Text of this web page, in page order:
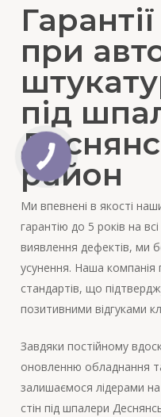
при
під
район
Ми впевнені в якості
гарантію до 5 років на
виявлення дефектів, ми
усунення. Наша компанія
стандартів, що
позитивними відгуками
Завдяки постійному
оновленню обладнання
залишаємося лідерами
стін під шпалери